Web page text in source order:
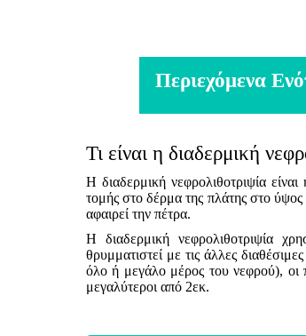
Περιεχόμενα
Τι είναι η διαδερμική
Η διαδερμική νεφρολιθοτριψία
τομής στο δέρμα της πλάτης στο ύψος
αφαιρεί την πέτρα.
Η διαδερμική νεφρολιθοτριψία
θρυμματιστεί με τις άλλες
όλο ή μεγάλο μέρος του νεφρού), οι
μεγαλύτεροι από 2εκ.